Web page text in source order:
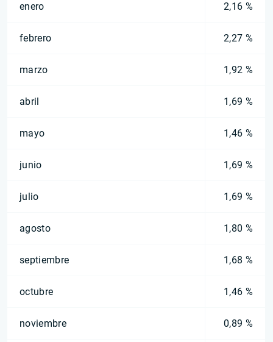
enero 2,16 %
febrero 2,27 %
marzo 1,92 %
abril 1,69 %
mayo 1,46 %
junio 1,69 %
julio 1,69 %
agosto 1,80 %
septiembre 1,68 %
octubre 1,46 %
noviembre 0,89 %